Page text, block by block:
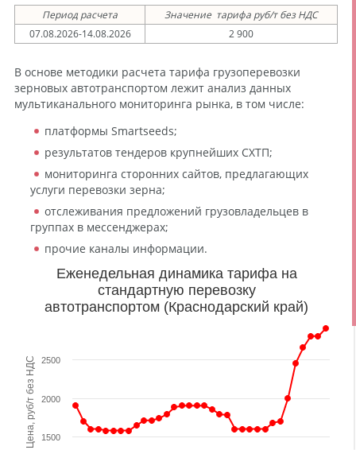
Период расчета
Значение тарифа руб/т без НДС
07.08.2026-14.08.2026
2 900
В основе методики расчета тарифа грузоперевозки
зерновых автотранспортом лежит анализ данных
мультиканального мониторинга рынка, в том числе:
платформы Smartseeds;
результатов тендеров крупнейших СХТП;
мониторинга сторонних сайтов, предлагающих
услуги перевозки зерна;
отслеживания предложений грузовладельцев в
группах в мессенджерах;
прочие каналы информации.
Цена, руб/т без НДС
Еженедельная динамика тарифа на
стандартную перевозку
автотранспортом (Краснодарский край)
1500
2000
2500